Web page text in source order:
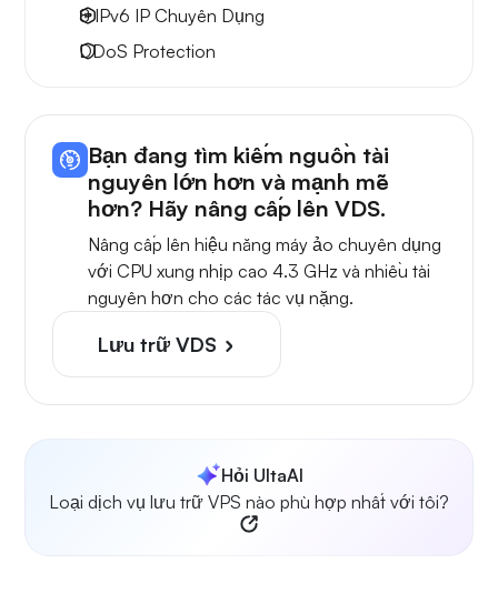
8 IPv6 IP Chuyên Dụng
DDoS Protection
Bạn đang tìm kiếm nguồn tài
nguyên lớn hơn và mạnh mẽ
hơn? Hãy nâng cấp lên VDS.
Nâng cấp lên hiệu năng máy ảo chuyên dụng
với CPU xung nhịp cao 4.3 GHz và nhiều tài
nguyên hơn cho các tác vụ nặng.
Lưu trữ VDS
Hỏi UltaAI
Loại dịch vụ lưu trữ VPS nào phù hợp nhất với tôi?